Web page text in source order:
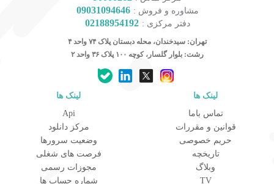
کارشناس مشاوره و فروش
جهت ارتباط در پیامرسان بله کلیک کنید
تماس تلفنی با کارشناس فروش
09031094646
مشاوره و فروش : 09031094646
دفتر مرکزی : 02188954192
تهران: سیدخندان، محله دبستان پلاک ۷۴ واحد ۴
رشت: بلوار گلسار، کوچه ۱۰۰ پلاک ۳۶ واحد ۲
لینک ها
تماس باما
قوانین و مقررات
حریم خصوصی
تاریخچه
وبلاگ
TV
لینک ها
Api
مرکز دانلود
وضعیت سرورها
فرصت های شغلی
مجوزات رسمی
شماره حساب ها